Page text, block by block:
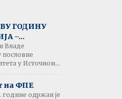
ГОДИНУ
–...
Владе
пословне
у Источном...
на ФПЕ
године одржан је